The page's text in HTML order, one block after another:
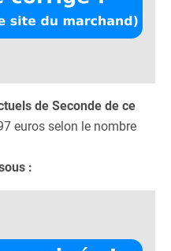
de Seconde de ce
euros selon le nombre
: